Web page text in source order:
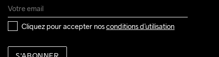
Cliquez pour accepter nos conditions d’utilisation